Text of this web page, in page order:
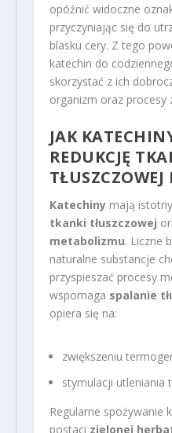
opóźnić widoczne
przyczyniając się do
blasku cery. Z tego
katechin do
skorzystać z ich
organizm oraz procesy
JAK
REDUKCJĘ
Katechinymają istotny
tkanki tłuszczowej
metabolizmu. Liczne
naturalne substancje
przyspieszać procesy
wspomaga spalanie
opiera się na:
zwiększeniu
stymulacji utleniania
Regularne spożywanie
postaci zielonej